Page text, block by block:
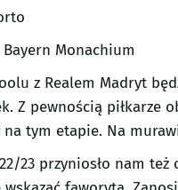
Monachium
z Realem Madryt
Z pewnością piłkarze
tym etapie. Na
23 przyniosło nam